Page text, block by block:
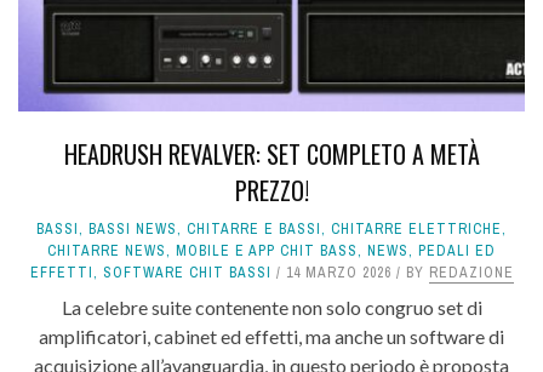
HEADRUSH REVALVER: SET COMPLETO A METÀ
PREZZO!
BASSI, BASSI NEWS, CHITARRE E BASSI, CHITARRE ELETTRICHE,
CHITARRE NEWS, MOBILE E APP CHIT BASS, NEWS, PEDALI ED
EFFETTI, SOFTWARE CHIT BASSI 14 MARZO 2026 BY REDAZIONE
La celebre suite contenente non solo congruo set di
amplificatori, cabinet ed effetti, ma anche un software di
acquisizione all’avanguardia, in questo periodo è proposta